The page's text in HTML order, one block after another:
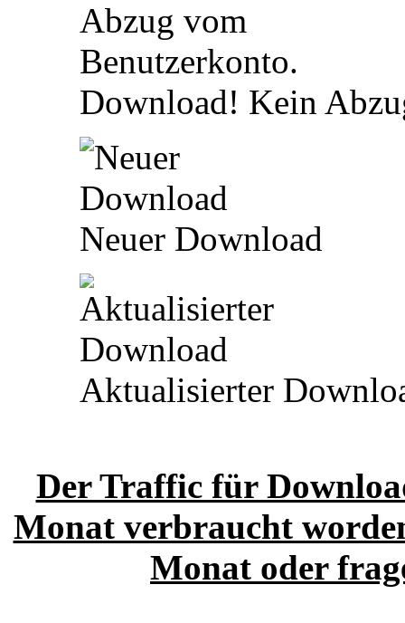
Download! Kein
Neuer Download
Aktualisierter
Der Traffic für
Monat verbraucht
Monat oder